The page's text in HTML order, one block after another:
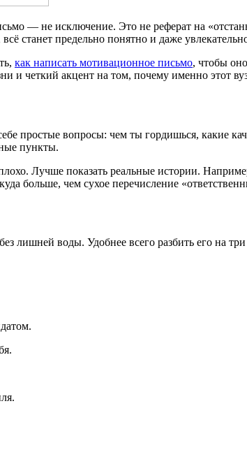
— не исключение. Это не реферат на
станет предельно понятно и даже
как написать мотивационное письмо, чтобы
и четкий акцент на том, почему именно этот
простые вопросы: чем ты гордишься, какие
пункты.
Лучше показать реальные истории.
больше, чем сухое перечисление
воды. Удобнее всего разбить его на три